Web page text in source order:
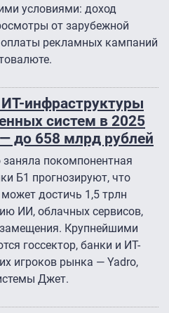
условиями: доход
от зарубежной
рекламных кампаний
инфраструктуры
систем в 2025
до 658 млрд рублей
покомпонентная
Б1 прогнозируют, что
достичь 1,5 трлн
ИИ, облачных сервисов,
Крупнейшими
госсектор, банки и ИТ-
игроков рынка — Yadro,
Джет.